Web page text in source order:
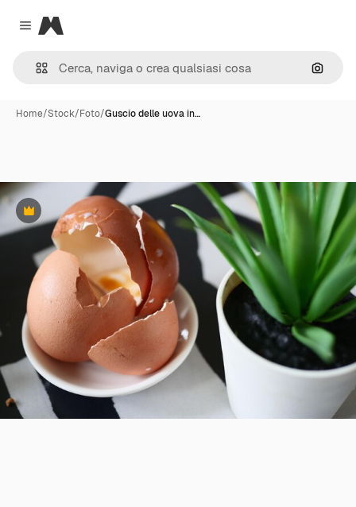
Close menu
Magnific
Cerca
Home/Stock/Foto/Guscio delle uova in…
Premium